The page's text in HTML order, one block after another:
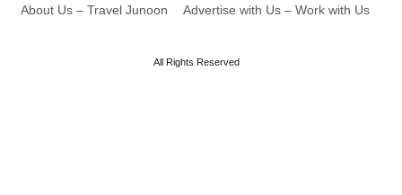
About Us – Travel Junoon Advertise with Us – Work with Us
All Rights Reserved